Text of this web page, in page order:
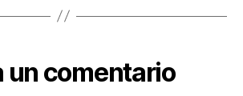
un comentario